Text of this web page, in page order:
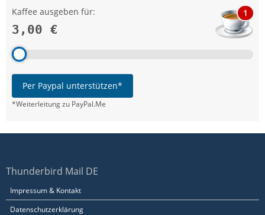
Kaffee ausgeben für:
3,00 €
1
Per Paypal unterstützen*
*Weiterleitung zu PayPal.Me
Thunderbird Mail DE
Impressum & Kontakt
Datenschutzerklärung